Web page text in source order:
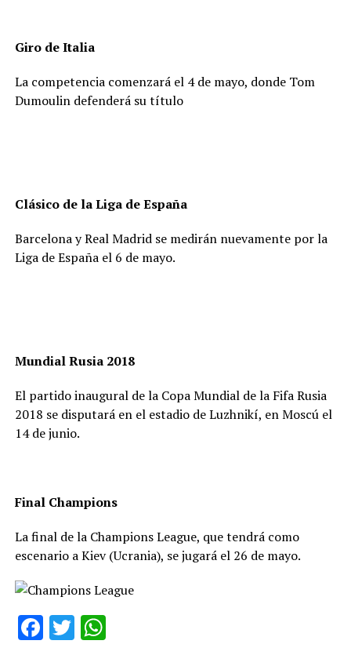
Giro de Italia
La competencia comenzará el 4 de mayo, donde Tom
Dumoulin defenderá su título
Clásico de la Liga de España
Barcelona y Real Madrid se medirán nuevamente por la
Liga de España el 6 de mayo.
Mundial Rusia 2018
El partido inaugural de la Copa Mundial de la Fifa Rusia
2018 se disputará en el estadio de Luzhnikí, en Moscú el
14 de junio.
Final Champions
La final de la Champions League, que tendrá como
escenario a Kiev (Ucrania), se jugará el 26 de mayo.
Facebook
TwitterWhatsApp